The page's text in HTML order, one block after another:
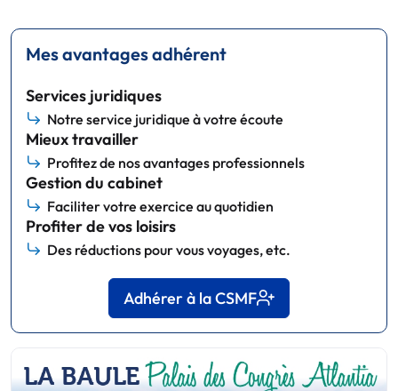
Mes avantages adhérent
Services juridiques
Notre service juridique à votre écoute
Mieux travailler
Profitez de nos avantages professionnels
Gestion du cabinet
Faciliter votre exercice au quotidien
Profiter de vos loisirs
Des réductions pour vous voyages, etc.
Adhérer à la CSMF